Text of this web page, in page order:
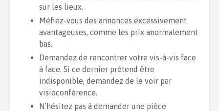
sur les lieux.
Méfiez-vous des annonces excessivement
avantageuses, comme les prix anormalement
bas.
Demandez de rencontrer votre vis-à-vis face
à face. Si ce dernier prétend être
indisponible, demandez de le voir par
visioconférence.
N’hésitez pas à demander une pièce